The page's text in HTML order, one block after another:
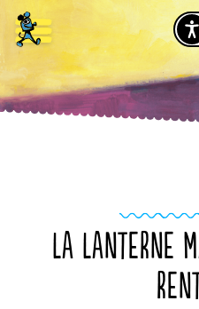
LA LANTERNE